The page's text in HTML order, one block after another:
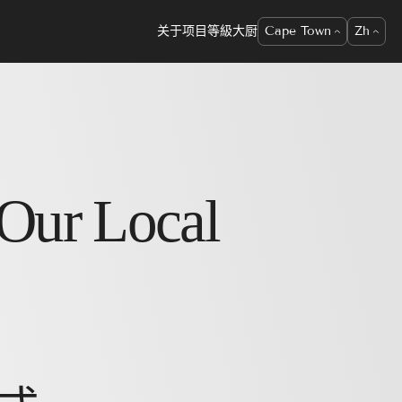
关于项目等級大厨 Cape Town Zh
Local